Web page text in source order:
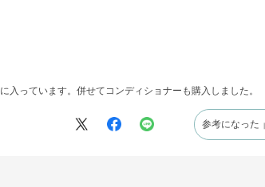
っています。併せてコンディショナーも購入しました。
参考になった